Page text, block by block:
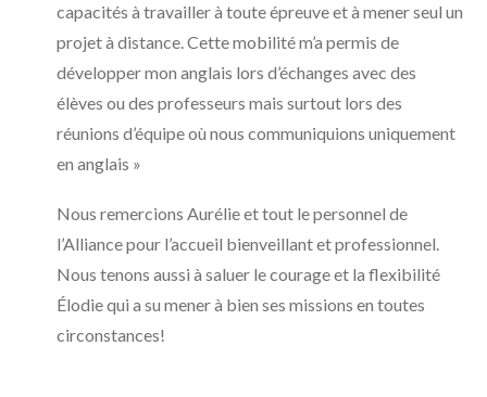
capacités à travailler à toute épreuve et à mener seul un
projet à distance. Cette mobilité m’a permis de
développer mon anglais lors d’échanges avec des
élèves ou des professeurs mais surtout lors des
réunions d’équipe où nous communiquions uniquement
en anglais »
Nous remercions Aurélie et tout le personnel de
l’Alliance pour l’accueil bienveillant et professionnel.
Nous tenons aussi à saluer le courage et la flexibilité
Élodie qui a su mener à bien ses missions en toutes
circonstances!